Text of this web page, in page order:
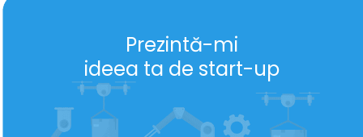
Prezintă-mi
ideea ta de start-up